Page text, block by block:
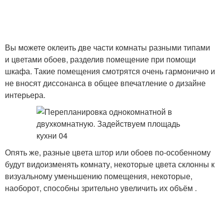
Вы можете оклеить две части комнаты разными типами
и цветами обоев, разделив помещение при помощи
шкафа. Такие помещения смотрятся очень гармонично и
не вносят диссонанса в общее впечатление о дизайне
интерьера.
Опять же, разные цвета штор или обоев по-особенному
будут видоизменять комнату, некоторые цвета склонны к
визуальному уменьшению помещения, некоторые,
наоборот, способны зрительно увеличить их объём .